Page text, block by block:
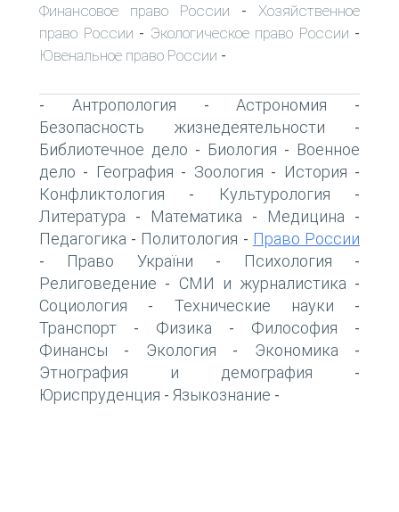
Финансовое право России - Хозяйственное
право России - Экологическое право России -
Ювенальное право России -
- Антропология -Астрономия -
Безопасность жизнедеятельности -
Библиотечное дело - Биология - Военное
дело - География - Зоология - История -
Конфликтология - Культурология -
Литература - Математика - Медицина -
Педагогика - Политология - Право России
- Право України - Психология -
Религоведение - СМИ и журналистика -
Социология - Технические науки -
Транспорт - Физика - Философия -
Финансы - Экология - Экономика -
Этнография и демография -
Юриспруденция - Языкознание -